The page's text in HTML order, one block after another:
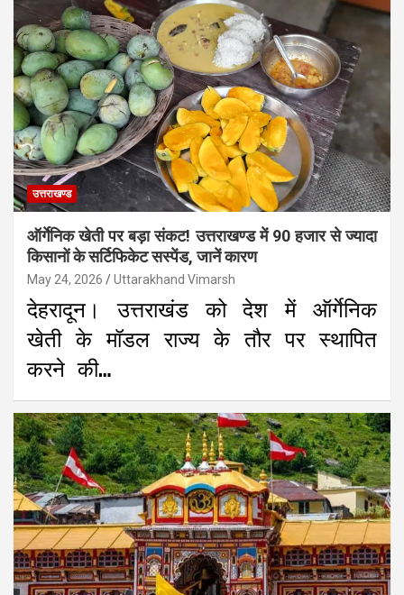
उत्तराखण्ड
ऑर्गेनिक खेती पर बड़ा संकट! उत्तराखण्ड में 90 हजार से ज्यादा
किसानों के सर्टिफिकेट सस्पेंड, जानें कारण
May 24, 2026 Uttarakhand Vimarsh
देहरादून। उत्तराखंड को देश में ऑर्गेनिक
खेती के मॉडल राज्य के तौर पर स्थापित
करने की…